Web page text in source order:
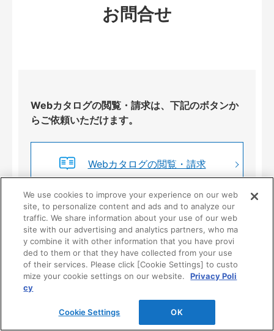
お問合せ
Webカタログの閲覧・請求は、下記のボタンか
らご依頼いただけます。
Webカタログの閲覧・請求
製品情報・仕様・施工について
製品に関するご質問、ご相談はこちらからお問合せくださ
We use cookies to improve your experience on our web
site, to personalize content and ads and to analyze our
traffic. We share information about your use of our web
site with our advertising and analytics partners, who ma
y combine it with other information that you have provi
ded to them or that they have collected from your use
of their services. Please click [Cookie Settings] to custo
mize your cookie settings on our website.
Privacy Poli
cy
Cookie Settings OK